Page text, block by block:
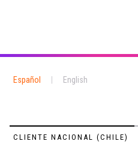
Español English
CLIENTE NACIONAL (CHILE)